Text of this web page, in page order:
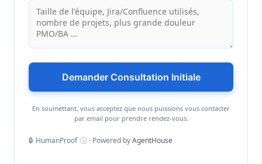
Demander Consultation Initiale
En soumettant, vous acceptez que nous puissions vous contacter
par email pour prendre rendez-vous.
🔒 HumanProof ⓘ · Powered byAgentHouse